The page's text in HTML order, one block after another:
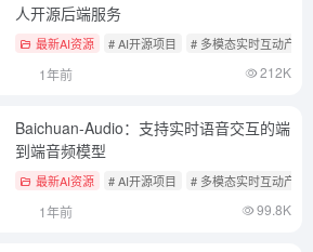
人开源后端服务
最新AI资源 # AI开源项目 # 多模态实时互动产品
1年前 212K
Baichuan-Audio：支持实时语音交互的端
到端音频模型
最新AI资源 # AI开源项目 # 多模态实时互动产品
1年前 99.8K